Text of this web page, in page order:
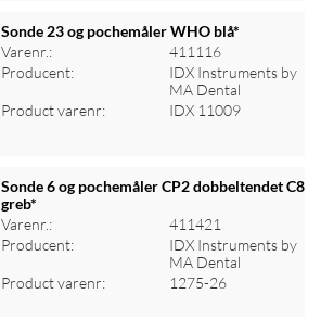
Log ind for at se priser
Sonde 23 og pochemåler WHO blå*
Varenr.:
411116
Producent:
IDX Instruments by
MA Dental
Product varenr:
IDX 11009
Log ind for at se priser
Sonde 6 og pochemåler CP2 dobbeltendet C8
greb*
Varenr.:
411421
Producent:
IDX Instruments by
MA Dental
Product varenr:
1275-26